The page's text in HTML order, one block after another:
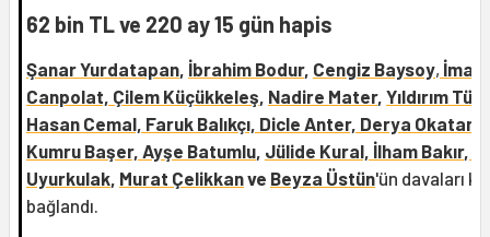
62 bin TL ve 220 ay 15 gün hapis
Şanar Yurdatapan, İbrahim Bodur, Cengiz Baysoy, İmam
Canpolat, Çilem Küçükkeleş, Nadire Mater, Yıldırım
Hasan Cemal, Faruk Balıkçı, Dicle Anter, Derya Okatan,
Kumru Başer, Ayşe Batumlu, Jülide Kural, İlham Bakır,
Uyurkulak, Murat Çelikkanve Beyza Üstün'ün davaları
bağlandı.